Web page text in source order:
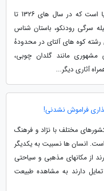
قالی پازیریک قدیمی ترین فرش دنیا است که در سال های 1326 تا
(1949-1947) به وسیله سرگی رودنکو، باستان شناس
رشته کوه های آلتای در محدودهٔ
مشهوری مانند گلدان چوبی،
آثاری دیگر...
فراموش نشدنی!
کشورهای مختلف با نژاد و فرهنگ
انسان ها نسبیت به یکدیگر
از مکانهای مذهبی و سیاحتی
تمایل دارند به مشاهده طبیعت